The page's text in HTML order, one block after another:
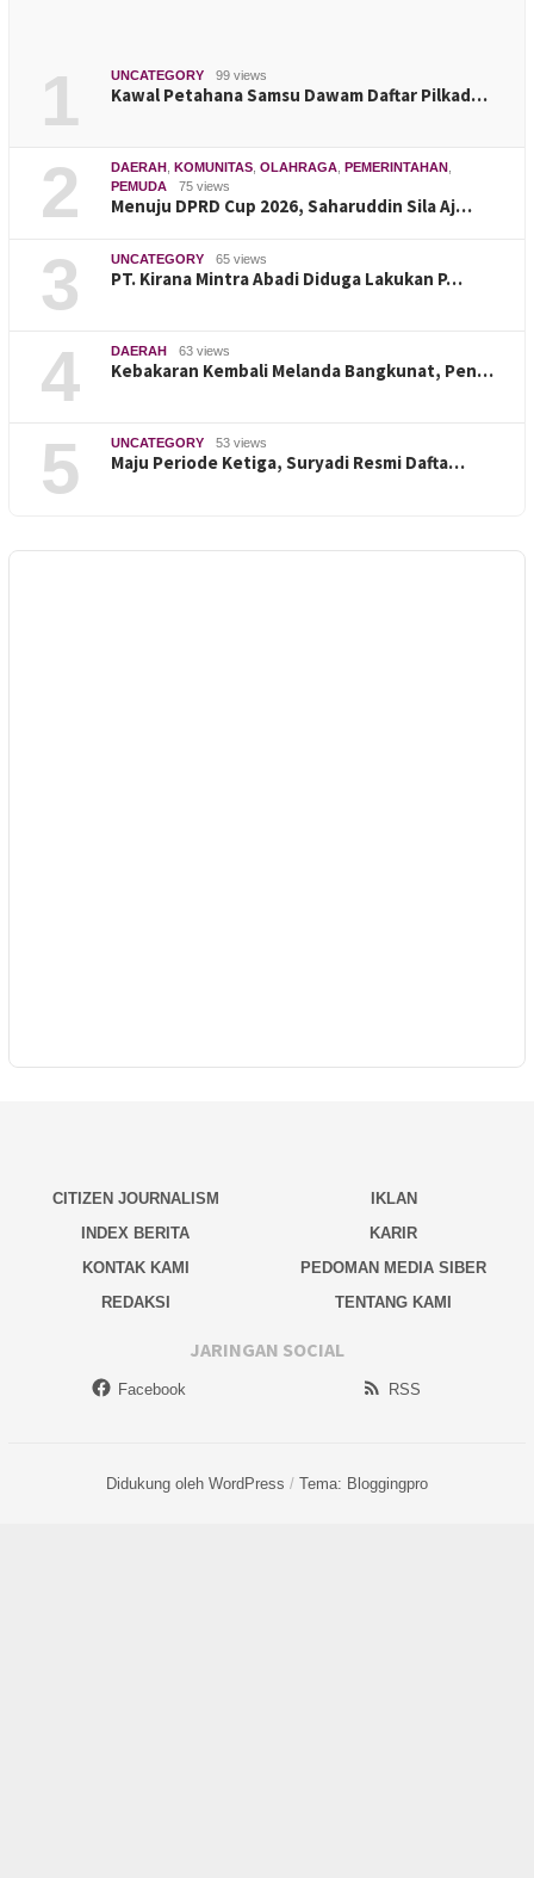
1 UNCATEGORY 99 views
Kawal Petahana Samsu Dawam Daftar Pilkad…
2 DAERAH , KOMUNITAS, OLAHRAGA, PEMERINTAHAN ,
PEMUDA
75 views
Menuju DPRD Cup 2026, Saharuddin Sila Aj…
3 UNCATEGORY 65 views
PT. Kirana Mintra Abadi Diduga Lakukan P…
4 DAERAH 63 views
Kebakaran Kembali Melanda Bangkunat, Pen…
5 UNCATEGORY 53 views
Maju Periode Ketiga, Suryadi Resmi Dafta…
CITIZEN JOURNALISM
IKLAN
INDEX BERITA
KARIR
KONTAK KAMI
PEDOMAN MEDIA SIBER
REDAKSI
TENTANG KAMI
JARINGAN SOCIAL
Facebook RSS
Didukung oleh WordPress / Tema: Bloggingpro